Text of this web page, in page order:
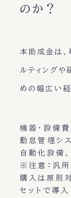
のか？
本助成金は、
ルティングや
めの幅広い経
機器・設備費
勤怠管理シス
自動化設備
※注意：汎用
購入は原則
セットで導入